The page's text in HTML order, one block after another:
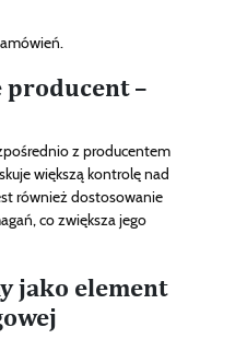
–
z producentem
większą kontrolę nad
również dostosowanie
co zwiększa jego
jako element